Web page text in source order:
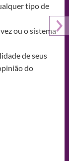
tipo de
ou o sistema
de seus
do